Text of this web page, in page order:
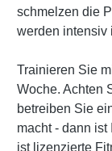
schmelzen die
werden intensiv
Trainieren Sie
Woche. Achten
betreiben Sie
macht - dann ist
ist lizenzierte